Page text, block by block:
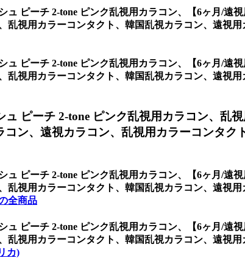
ュ ピーチ 2-tone ピンク乱視用カラコン、
【6ヶ月/遠
乱視用カラーコンタクト、韓国乱視カラコン、遠視
ュ ピーチ 2-tone ピンク乱視用カラコン、
【6ヶ月/遠
乱視用カラーコンタクト、韓国乱視カラコン、遠視
ュ ピーチ 2-tone ピンク乱視用カラコン、 乱
ン、遠視カラコン、乱視用カラーコンタ
ュ ピーチ 2-tone ピンク乱視用カラコン、
【6ヶ月/遠
乱視用カラーコンタクト、韓国乱視カラコン、遠視
全商品
ュ ピーチ 2-tone ピンク乱視用カラコン、
【6ヶ月/遠
乱視用カラーコンタクト、韓国乱視カラコン、遠視
カ)